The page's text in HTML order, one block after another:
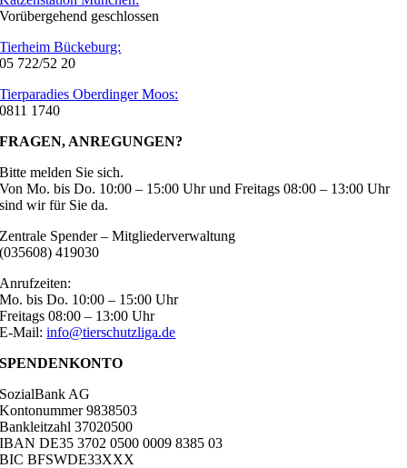
Vorübergehend geschlossen
Tierheim Bückeburg:
05 722/52 20
Tierparadies Oberdinger Moos:
0811 1740
FRAGEN, ANREGUNGEN?
Bitte melden Sie sich.
Von Mo. bis Do. 10:00 – 15:00 Uhr und Freitags 08:00 – 13:00 Uhr
sind wir für Sie da.
Zentrale Spender – Mitgliederverwaltung
(035608) 419030
Anrufzeiten:
Mo. bis Do. 10:00 – 15:00 Uhr
Freitags 08:00 – 13:00 Uhr
E-Mail:info@tierschutzliga.de
SPENDENKONTO
SozialBank AG
Kontonummer 9838503
Bankleitzahl 37020500
IBAN DE35 3702 0500 0009 8385 03
BIC BFSWDE33XXX